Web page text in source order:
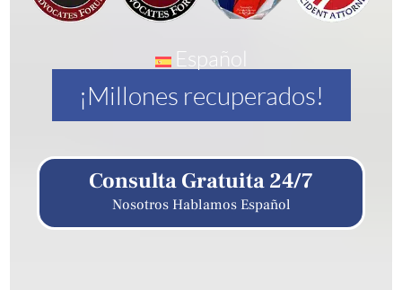
Español
¡Millones recuperados!
Consulta Gratuita 24/7
Nosotros Hablamos Español